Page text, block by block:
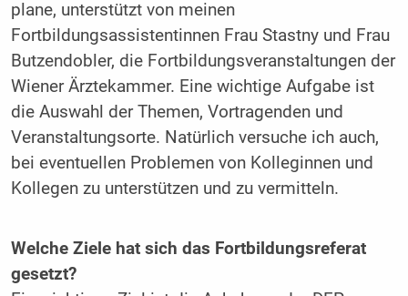
plane, unterstützt von meinen
Fortbildungsassistentinnen Frau Stastny und Frau
Butzendobler, die Fortbildungsveranstaltungen der
Wiener Ärzte­kammer. Eine wichtige Aufgabe ist
die Auswahl der Themen, Vortragenden und
Veranstaltungsorte. Natürlich versuche ich auch,
bei eventuellen Problemen von Kolleginnen und
Kollegen zu unterstützen und zu vermitteln.
Welche Ziele hat sich das ­Fortbildungsreferat
gesetzt?